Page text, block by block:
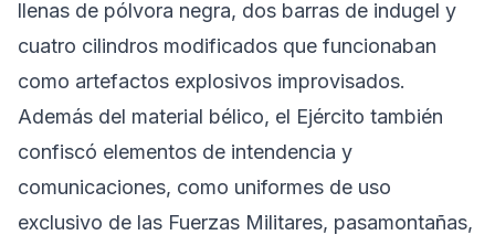
llenas de pólvora negra, dos barras de indugel y
cuatro cilindros modificados que funcionaban
como artefactos explosivos improvisados.
Además del material bélico, el Ejército también
confiscó elementos de intendencia y
comunicaciones, como uniformes de uso
exclusivo de las Fuerzas Militares, pasamontañas,